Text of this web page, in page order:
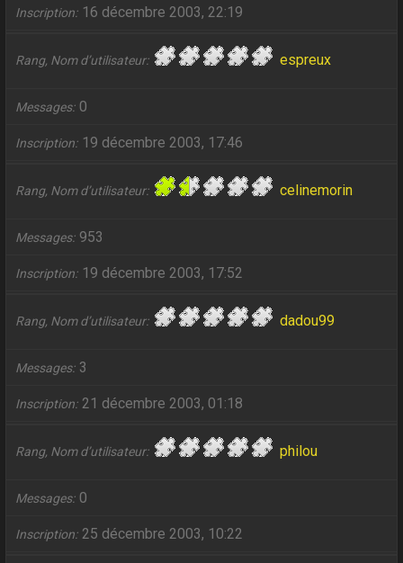
Inscription 16 décembre 2003, 22:19
Rang, Nom d’utilisateur espreux
Messages 0
Inscription 19 décembre 2003, 17:46
Rang, Nom d’utilisateur celinemorin
Messages 953
Inscription 19 décembre 2003, 17:52
Rang, Nom d’utilisateur dadou99
Messages 3
Inscription 21 décembre 2003, 01:18
Rang, Nom d’utilisateur philou
Messages 0
Inscription 25 décembre 2003, 10:22